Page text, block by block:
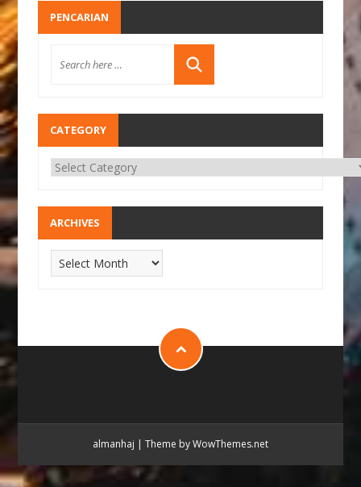
PENCARIAN
CATEGORY
ARCHIVES
almanhaj | Theme by WowThemes.net